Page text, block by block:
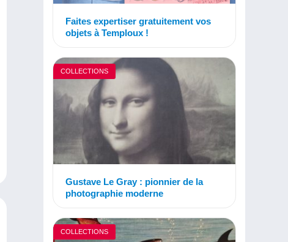
Faites expertiser gratuitement vos
objets à Temploux !
COLLECTIONS
Gustave Le Gray : pionnier de la
photographie moderne
COLLECTIONS